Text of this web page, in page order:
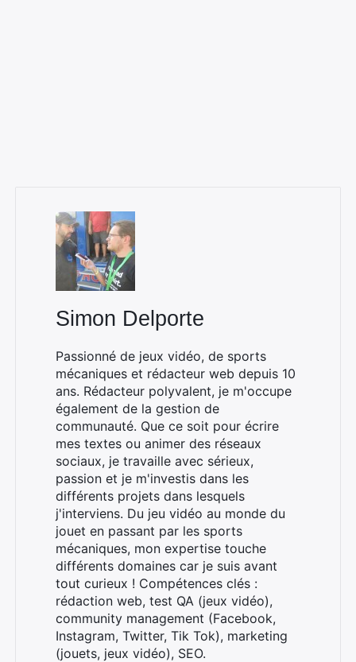
Simon Delporte
Passionné de jeux vidéo, de sports
mécaniques et rédacteur web depuis 10
ans. Rédacteur polyvalent, je m'occupe
également de la gestion de
communauté. Que ce soit pour écrire
mes textes ou animer des réseaux
sociaux, je travaille avec sérieux,
passion et je m'investis dans les
différents projets dans lesquels
j'interviens. Du jeu vidéo au monde du
jouet en passant par les sports
mécaniques, mon expertise touche
différents domaines car je suis avant
tout curieux ! Compétences clés :
rédaction web, test QA (jeux vidéo),
community management (Facebook,
Instagram, Twitter, Tik Tok), marketing
(jouets, jeux vidéo), SEO.